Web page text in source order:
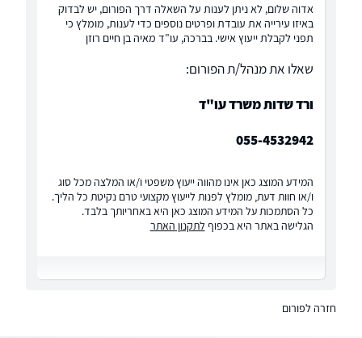
אדוה שלום, לא ניתן לענות על השאלה דרך הפורום, יש לבדוק
באיזו עירייה את עובדת ופרטים נוספים כדי לענות, מומלץ כי
תפני לקבלת ייעוץ אישי. בברכה, עו"ד מאיה בן חיים רוזן
שאלו את מנהל/ת הפורום:
ורד שדות משרד עו"ד
055-4532942
המידע המוצג כאן אינו מהווה ייעוץ משפטי ו/או המלצה מכל סוג
ו/או חוות דעת, מומלץ לפנות לייעוץ מקצועי טרם נקיטת כל הליך.
כל הסתמכות על המידע המוצג כאן היא באחריותך בלבד.
הגלישה באתר היא בכפוף לתקנון האתר
חזרה לפורום